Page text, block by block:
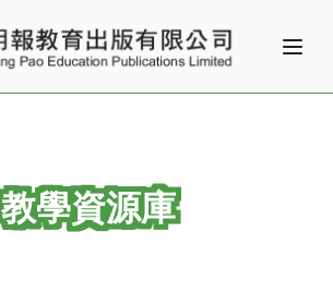
教學資源庫